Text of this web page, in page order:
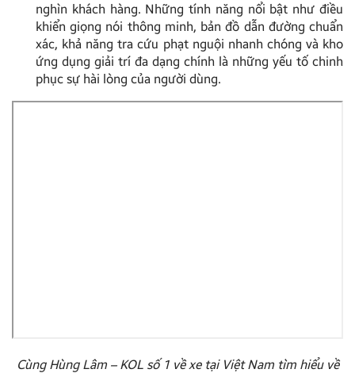
nghìn khách hàng. Những tính năng nổi bật như điều
khiển giọng nói thông minh, bản đồ dẫn đường chuẩn
xác, khả năng tra cứu phạt nguội nhanh chóng và kho
ứng dụng giải trí đa dạng chính là những yếu tố chinh
phục sự hài lòng của người dùng.
Cùng Hùng Lâm – KOL số 1 về xe tại Việt Nam tìm hiểu về